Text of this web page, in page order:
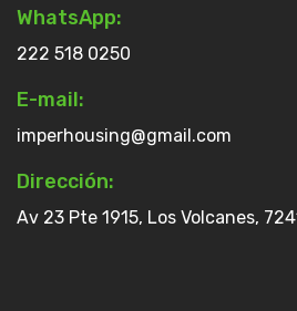
WhatsApp:
222 518 0250
E-mail:
imperhousing@gmail.com
Dirección:
Av 23 Pte 1915, Los Volcanes,